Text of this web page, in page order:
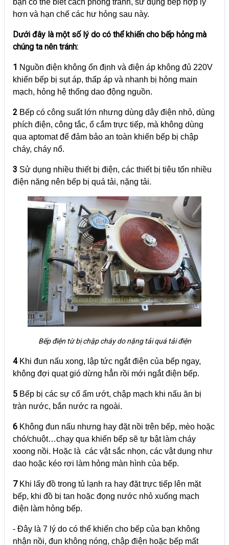
hơn và hạn chế các hư hỏng sau này.
Dưới đây là một số lý do có thể khiến cho bếp hỏng mà
chúng ta nên tránh:
1 Nguồn điện không ổn định và điện áp không đủ 220V
khiến bếp bị sụt áp, thấp áp và nhanh bị hỏng main
mạch, hỏng hệ thống dao động nguồn.
2 Bếp có công suất lớn nhưng dùng dây điện nhỏ, dùng
phích điện, công tắc, ổ cắm trực tiếp, mà không dùng
qua aptomat để đảm bảo an toàn khiến bếp bị chập
cháy, cháy nổ.
3 Sử dụng nhiều thiết bị điện, các thiết bị tiêu tốn nhiều
điện năng nên bếp bị quá tải, nặng tải.
Bếp điện từ bị chập cháy do nặng tải quá tải điện
4 Khi đun nấu xong, lập tức ngắt điện của bếp ngay,
không đợi quạt gió dừng hẳn rồi mới ngắt điện bếp.
5 Bếp bị các sự cố ẩm ướt, chập mạch khi nấu ăn bị
tràn nước, bắn nước ra ngoài.
6 Không đun nấu nhưng hay đặt nồi trên bếp, mèo hoặc
chó/chuột…chạy qua khiến bếp sẽ tự bật làm cháy
xoong nồi. Hoặc là các vật sắc nhọn, các vật dụng như
dao hoặc kéo rơi làm hỏng màn hình của bếp.
7 Khi lấy đồ trong tủ lạnh ra hay đặt trực tiếp lên mặt
bếp, khi đồ bị tan hoặc đọng nước nhỏ xuống mạch
điện làm hỏng bếp.
- Đây là 7 lý do có thể khiến cho bếp của bạn không
nhận nồi, đun không nóng, chập điện hoặc bếp mất